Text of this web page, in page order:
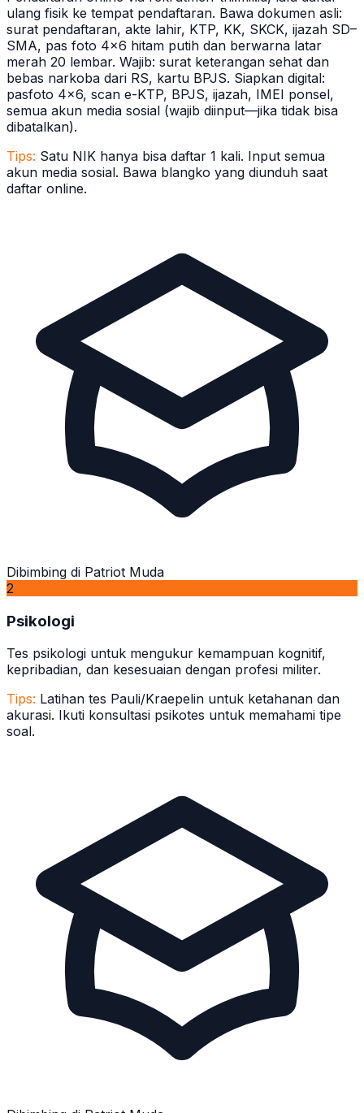
ulang fisik ke tempat pendaftaran. Bawa dokumen asli:
surat pendaftaran, akte lahir, KTP, KK, SKCK, ijazah SD–
SMA, pas foto 4x6 hitam putih dan berwarna latar
merah 20 lembar. Wajib: surat keterangan sehat dan
bebas narkoba dari RS, kartu BPJS. Siapkan digital:
pasfoto 4x6, scan e-KTP, BPJS, ijazah, IMEI ponsel,
semua akun media sosial (wajib diinput—jika tidak bisa
dibatalkan).
Tips: Satu NIK hanya bisa daftar 1 kali. Input semua
akun media sosial. Bawa blangko yang diunduh saat
daftar online.
Dibimbing di Patriot Muda
2
Psikologi
Tes psikologi untuk mengukur kemampuan kognitif,
kepribadian, dan kesesuaian dengan profesi militer.
Tips: Latihan tes Pauli/Kraepelin untuk ketahanan dan
akurasi. Ikuti konsultasi psikotes untuk memahami tipe
soal.